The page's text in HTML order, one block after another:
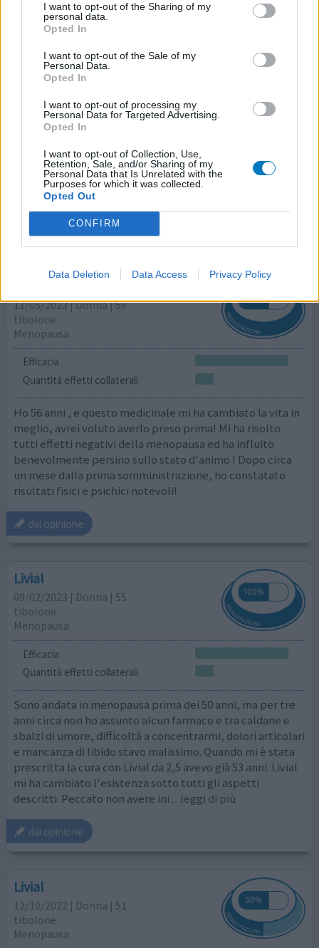
I want to opt-out of the Sharing of my
personal data.
Opted In
I want to opt-out of the Sale of my
Personal Data.
Opted In
I want to opt-out of processing my
Personal Data for Targeted Advertising.
Opted In
I want to opt-out of Collection, Use,
Retention, Sale, and/or Sharing of my
Personal Data that Is Unrelated with the
Purposes for which it was collected.
Opted Out
CONFIRM
Data Deletion Data Access Privacy Policy
Livial
19/05/2023 | Donna | 55
Menopausa
Efficacia
Quantità effetti collaterali
Più che la mia esperienza vorrei sapere da chi sta usando
la Livial se è ingrassata? Grazie
dai opinione
11/05/2023 | Donna | 56
tibolone
Menopausa
Efficacia
Quantità effetti collaterali
Ho 56 anni , e questo medicinale mi ha cambiato la vita in
meglio, avrei voluto averlo preso prima! Mi ha risolto
tutti effetti negativi della menopausa ed ha influito
benevolmente persino sullo stato d'animo ! Dopo circa
un mese dalla prima somministrazione, ho constatato
risultati fisici e psichici notevoli!
dai opinione
Livial
09/02/2023 | Donna | 55
tibolone
Menopausa
Efficacia
Quantità effetti collaterali
Sono andata in menopausa prima dei 50 anni, ma per tre
anni circa non ho assunto alcun farmaco e tra caldane e
sbalzi di umore, difficoltà a concentrarmi, dolori articolari
e mancanza di libido stavo malissimo. Quando mi è stata
prescritta la cura con Livial da 2,5 avevo già 53 anni. Livial
mi ha cambiato l'esistenza sotto tutti gli aspetti
descritti. Peccato non avere ini ... leggi di più
dai opinione
Livial
12/10/2022 | Donna | 51
tibolone
Menopausa